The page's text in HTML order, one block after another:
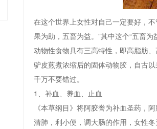
在这个世界上女性对自己一定要好，
果为助，五畜为益。”其中这个“五畜
动物性食物具有三高特性，即高脂肪
驴皮煎煮浓缩后的固体动物胶，自古
千万不要错过。
1、补血、养血、止血
《本草纲目》将阿胶誉为补血圣药，
清肺，利小便，调大肠的作用，女性